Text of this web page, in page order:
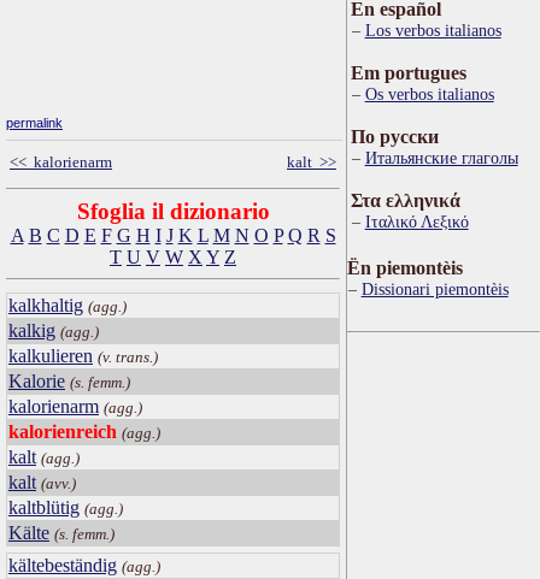
permalink
<< kalorienarm kalt >>
Sfoglia il dizionario
A B C D E F G H I J K L M N O P Q R S
T U V W X Y Z
kalkhaltig (agg.)
kalkig (agg.)
kalkulieren (v. trans.)
Kalorie (s. femm.)
kalorienarm (agg.)
kalorienreich (agg.)
kalt (agg.)
kalt (avv.)
kaltblütig (agg.)
Kälte (s. femm.)
kältebeständig (agg.)
En español
Los verbos italianos
Em portugues
Os verbos italianos
По русски
Итальянские глаголы
Στα ελληνικά
Ιταλικό Λεξικό
Ën piemontèis
Dissionari piemontèis